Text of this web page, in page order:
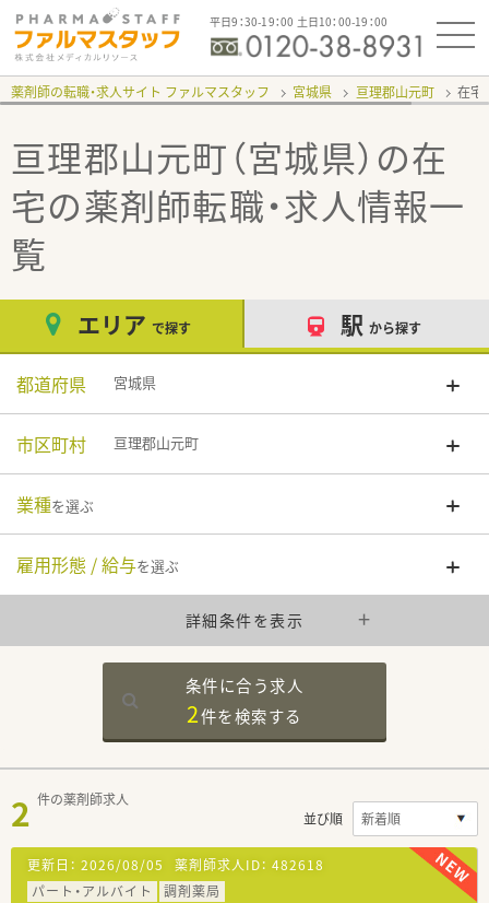
平日9：30-19：00 土日10：00-19：00
薬剤師の転職・求人サイト ファルマスタッフ 宮城県 亘理郡山元町 在宅
亘理郡山元町（宮城県）の在
宅の薬剤師転職・求人情報一
覧
エリア で探す 駅 から探す
都道府県 宮城県
市区町村 亘理郡山元町
業種を選ぶ
雇用形態 / 給与を選ぶ
詳細条件を表示
条件に合う求人
2件を検索する
2 件の薬剤師求人
並び順
更新日： 2026/08/05 薬剤師求人ID： 482618
パート・アルバイト
調剤薬局